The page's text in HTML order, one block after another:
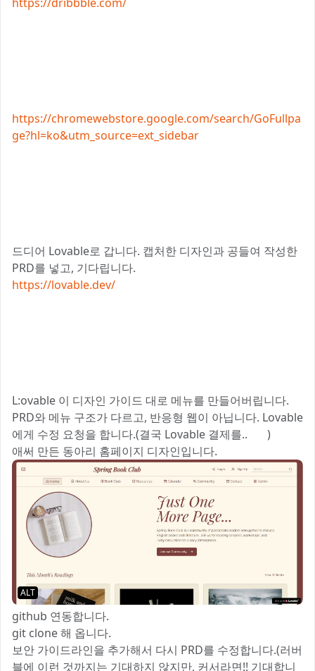
https://chromewebstore.google.com/search/GoFullpa
ge?hl=ko&utm_source=ext_sidebar
드디어 Lovable로 갑니다. 캡처한 디자인과 공들여 작성한
PRD를 넣고, 기다립니다.
https://lovable.dev/
L:ovable 이 디자인 가이드 대로 메뉴를 만들어버립니다.
PRD와 메뉴 구조가 다르고, 반응형 웹이 아닙니다. Lovable
에게 수정 요청을 합니다.(결국 Lovable 결제를.. 😅 )
애써 만든 동아리 홈페이지 디자인입니다.
ALT
github 연동합니다.
git clone 해 옵니다.
보안 가이드라인을 추가해서 다시 PRD를 수정합니다.(러버
블에 이런 것까지는 기대하지 않지만, 커서라면!! 기대합니